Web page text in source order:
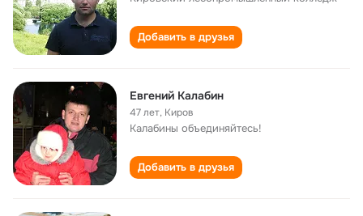
Добавить в друзья
Евгений Калабин
47 лет, Киров
Калабины объединяйтесь!
Добавить в друзья